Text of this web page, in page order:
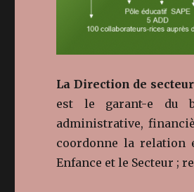
La Direction de secteur
est le garant-e du
administrative,
coordonne la relation
Enfance et le Secteur ;